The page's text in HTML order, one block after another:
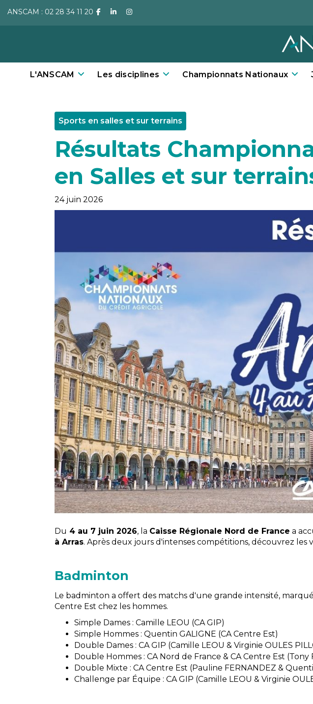
ANSCAM : 02 28 34 11 20 facebooklinkedininstagram
L'ANSCAM Les disciplines Championnats Nationaux
Sports en salles et sur terrains
Résultats
en Salles et sur
24 juin 2026
Du 4 au 7 juin 2026, la Caisse Régionale Nord de France a
à Arras. Après deux jours d'intenses compétitions, découvrez
Badminton
Le badminton a offert des matchs d'une grande intensité,
Centre Est chez les hommes.
Simple Dames : Camille LEOU (CA GIP)
Simple Hommes : Quentin GALIGNE (CA Centre Est)
Double Dames : CA GIP (Camille LEOU & Virginie OULES
Double Hommes : CA Nord de France & CA Centre Est (Tony
Double Mixte : CA Centre Est (Pauline FERNANDEZ &
Challenge par Équipe : CA GIP (Camille LEOU & Virginie